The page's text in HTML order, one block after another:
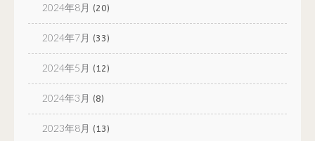
2024年8月 (20)
2024年7月 (33)
2024年5月 (12)
2024年3月 (8)
2023年8月 (13)